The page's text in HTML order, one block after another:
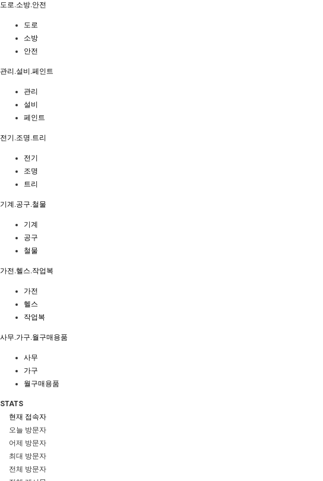
도로.소방.안전
도로
소방
안전
관리.설비.페인트
관리
설비
페인트
전기.조명.트리
전기
조명
트리
기계.공구.철물
기계
공구
철물
가전.헬스.작업복
가전
헬스
작업복
사무.가구.월구매용품
사무
가구
월구매용품
STATS
현재 접속자
오늘 방문자
어제 방문자
최대 방문자
전체 방문자